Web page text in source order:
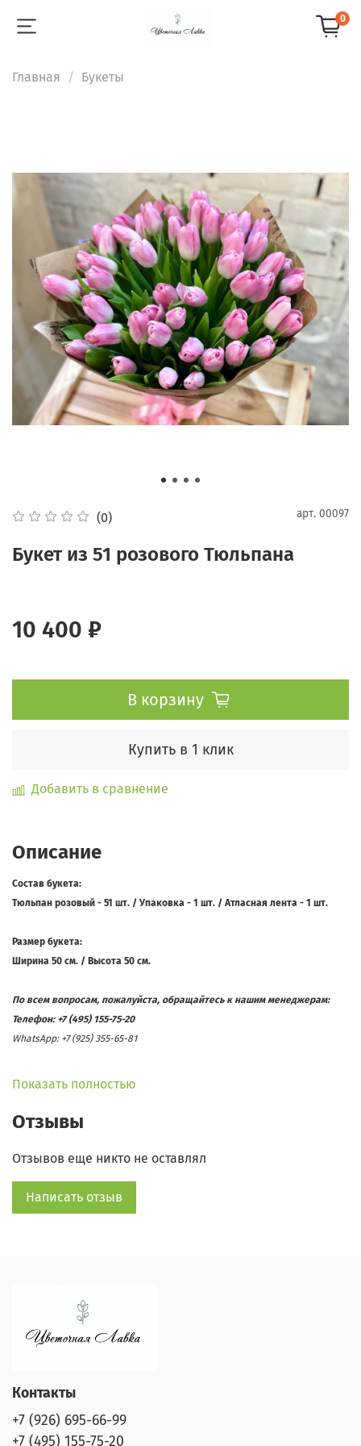
0
Главная Букеты
(0) арт. 00097
Букет из 51 розового Тюльпана
10 400 ₽
В корзину
Купить в 1 клик
Добавить в сравнение
Описание
Состав букета:
Тюльпан розовый - 51 шт. / Упаковка - 1 шт. / Атласная лента - 1 шт.
Размер букета:
Ширина 50 см. / Высота 50 см.
По всем вопросам, пожалуйста, обращайтесь к нашим менеджерам:
Телефон: +7 (495) 155-75-20
WhatsApp: +7 (925) 355-65-81
Показать полностью
Отзывы
Отзывов еще никто не оставлял
Написать отзыв
Контакты
+7 (926) 695-66-99
+7 (495) 155-75-20